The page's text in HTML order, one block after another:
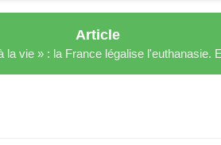
Article
vie » : la France légalise l'euthanasie.